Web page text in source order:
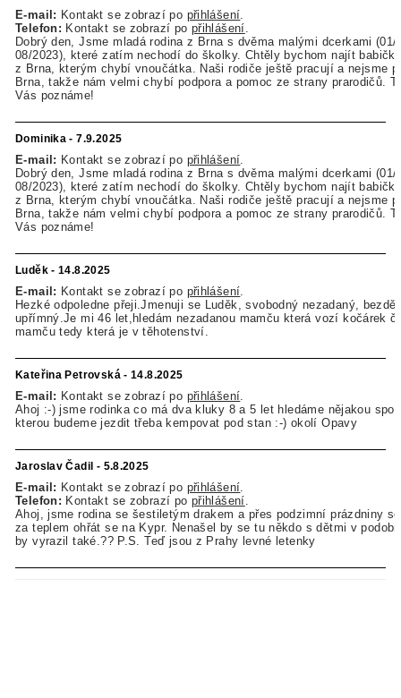
E-mail: Kontakt se zobrazí po přihlášení
Telefon: Kontakt se zobrazí po přihlášení
Dobrý den, Jsme mladá rodina z Brna s dvěma malými dcerkami (01/
08/2023), které zatím nechodí do školky. Chtěly bychom najít
z Brna, kterým chybí vnoučátka. Naši rodiče ještě pracují a nejsme
Brna, takže nám velmi chybí podpora a pomoc ze strany prarodičů.
Vás poznáme!
Dominika - 7.9.2025
E-mail: Kontakt se zobrazí po přihlášení
Dobrý den, Jsme mladá rodina z Brna s dvěma malými dcerkami (01/
08/2023), které zatím nechodí do školky. Chtěly bychom najít
z Brna, kterým chybí vnoučátka. Naši rodiče ještě pracují a nejsme
Brna, takže nám velmi chybí podpora a pomoc ze strany prarodičů.
Vás poznáme!
Luděk - 14.8.2025
E-mail: Kontakt se zobrazí po přihlášení
Hezké odpoledne přeji.Jmenuji se Luděk, svobodný nezadaný,
upřímný.Je mi 46 let,hledám nezadanou mamču která vozí kočárek
mamču tedy která je v těhotenství.
Kateřina Petrovská - 14.8.2025
E-mail: Kontakt se zobrazí po přihlášení
Ahoj :-) jsme rodinka co má dva kluky 8 a 5 let hledáme nějakou
kterou budeme jezdit třeba kempovat pod stan :-) okolí Opavy
Jaroslav Čadil - 5.8.2025
E-mail: Kontakt se zobrazí po přihlášení
Telefon: Kontakt se zobrazí po přihlášení
Ahoj, jsme rodina se šestiletým drakem a přes podzimní prázdniny
za teplem ohřát se na Kypr. Nenašel by se tu někdo s dětmi v
by vyrazil také.?? P.S. Teď jsou z Prahy levné letenky